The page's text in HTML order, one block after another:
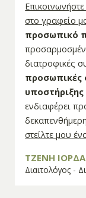
στο γραφείο
προσωπικό
διατροφικές
προσωπικές
ενδιαφέρει
στείλτε μου
ΤΖΕΝΗ
Διαιτολόγος -